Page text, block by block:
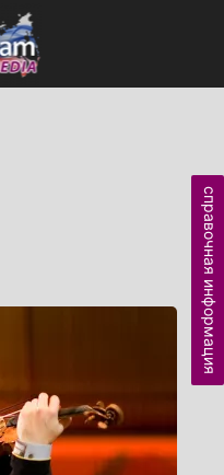
справочная информация